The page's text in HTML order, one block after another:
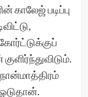
காலேஜ் படிப்பு